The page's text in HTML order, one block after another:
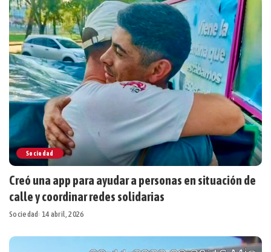
Sociedad
Creó una app para ayudar a personas en situación de
calle y coordinar redes solidarias
Sociedad 14 abril, 2026